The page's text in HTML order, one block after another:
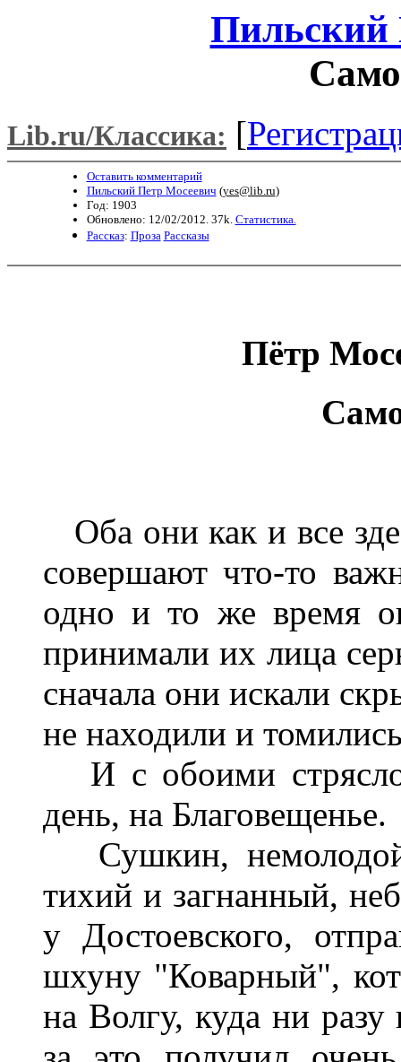
Пильский
Lib.ru/Классика: [
Оставить комментарий
Пильский Петр Мосеевич (yes@lib.ru)
Год: 1903
Обновлено: 12/02/2012. 37k. Статистика.
Рассказ: Проза Рассказы
Пётр
Оба они как и все
совершают что-то
одно и то же время
принимали их лица
сначала они искали
не находили и
И с обоими
день, на Благовещенье.
Сушкин, немолодой
тихий и загнанный,
у Достоевского,
шхуну "Коварный",
на Волгу, куда ни